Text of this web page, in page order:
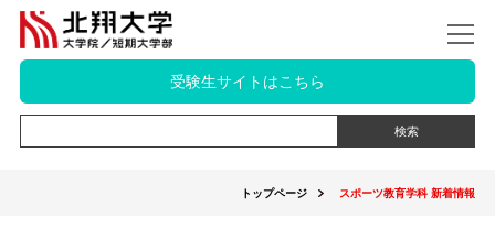
受験生サイトはこちら
トップページ スポーツ教育学科 新着情報